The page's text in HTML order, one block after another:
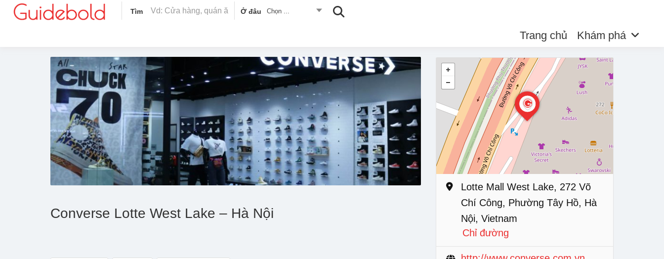
Tìm Ở đâu Chọn ...
Trang chủ Khám phá
Converse Lotte West Lake – Hà Nội
Lotte Mall West Lake, 272 Võ
Chí Công, Phường Tây Hồ, Hà
Nội, Vietnam
Chỉ đường